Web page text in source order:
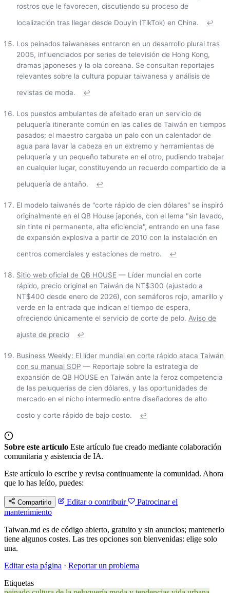
rostros que le favorecen, discutiendo su proceso de
localización tras llegar desde Douyin (TikTok) en China.
↩
Los peinados taiwaneses entraron en un desarrollo plural tras
2005, influenciados por series de televisión de Hong Kong,
dramas japoneses y la ola coreana. Se consultan reportajes
relevantes sobre la cultura popular taiwanesa y análisis de
revistas de moda.
↩
Los puestos ambulantes de afeitado eran un servicio de
peluquería itinerante común en las calles de Taiwán en tiempos
pasados; el maestro cargaba un palo con un calentador de
agua para lavar la cabeza en un extremo y herramientas de
peluquería y un pequeño taburete en el otro, pudiendo trabajar
en cualquier lugar, constituyendo un recuerdo compartido de la
peluquería de antaño.
↩
El modelo taiwanés de "corte rápido de cien dólares" se inspiró
originalmente en el QB House japonés, con el lema "sin lavado,
sin tinte ni permanente, alta eficiencia", entrando en una fase
de expansión explosiva a partir de 2010 con la instalación en
centros comerciales y estaciones de metro.
↩
Sitio web oficial de QB HOUSE — Líder mundial en corte
rápido, precio original en Taiwán de NT$300 (ajustado a
NT$400 desde enero de 2026), con semáforos rojo, amarillo y
verde en la entrada que indican el tiempo de espera,
ofreciendo únicamente el servicio de corte de pelo. Aviso de
ajuste de precio
↩
Business Weekly: El líder mundial en corte rápido ataca Taiwán
con su manual SOP — Reportaje sobre la estrategia de
expansión de QB HOUSE en Taiwán ante la feroz competencia
de las peluquerías de cien dólares, y las oportunidades de
mercado en el nicho intermedio entre diseñadores de alto
costo y corte rápido de bajo costo.
↩
Sobre este artículo Este artículo fue creado mediante colaboración
comunitaria y asistencia de IA.
Este artículo lo escribe y revisa continuamente la comunidad. Ahora
que lo has leído, puedes:
Compartirlo Editar o contribuir
Patrocinar el
mantenimiento
Taiwan.md es de código abierto, gratuito y sin anuncios; mantenerlo
tiene algunos costes. Las tres opciones son bienvenidas: elige solo
una.
Editar esta página · Reportar un problema
Etiquetas